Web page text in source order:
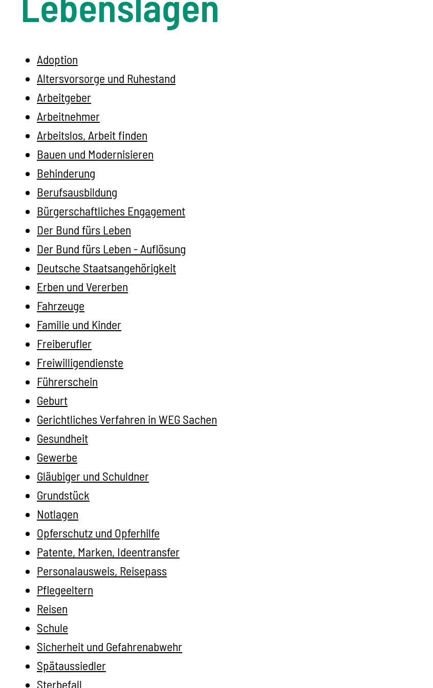
Adoption
Altersvorsorge und Ruhestand
Arbeitgeber
Arbeitnehmer
Arbeitslos, Arbeit finden
Bauen und Modernisieren
Behinderung
Berufsausbildung
Bürgerschaftliches Engagement
Der Bund fürs Leben
Der Bund fürs Leben - Auflösung
Deutsche Staatsangehörigkeit
Erben und Vererben
Fahrzeuge
Familie und Kinder
Freiberufler
Freiwilligendienste
Führerschein
Geburt
Gerichtliches Verfahren in WEG Sachen
Gesundheit
Gewerbe
Gläubiger und Schuldner
Grundstück
Notlagen
Opferschutz und Opferhilfe
Patente, Marken, Ideentransfer
Personalausweis, Reisepass
Pflegeeltern
Reisen
Schule
Sicherheit und Gefahrenabwehr
Spätaussiedler
Sterbefall